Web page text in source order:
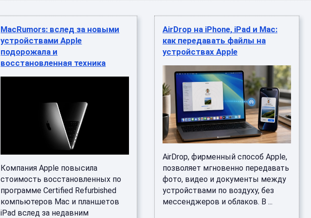
MacRumors: вслед за новыми
устройствами Apple
подорожала и
восстановленная техника
Компания Apple повысила
стоимость восстановленных по
программе Certified Refurbished
компьютеров Mac и планшетов
iPad вслед за недавним
AirDrop на iPhone, iPad и Mac:
как передавать файлы на
устройствах Apple
AirDrop, фирменный способ Apple,
позволяет мгновенно передавать
фото, видео и документы между
устройствами по воздуху, без
мессенджеров и облаков. В ...